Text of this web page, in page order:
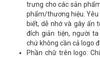
trưng cho các sản
phẩm/thương hiệu. Yêu
biết, dễ nhớ và gây ấn
đích giản tiện, người
chứ không cần cả logo
Phần chữ trên logo: